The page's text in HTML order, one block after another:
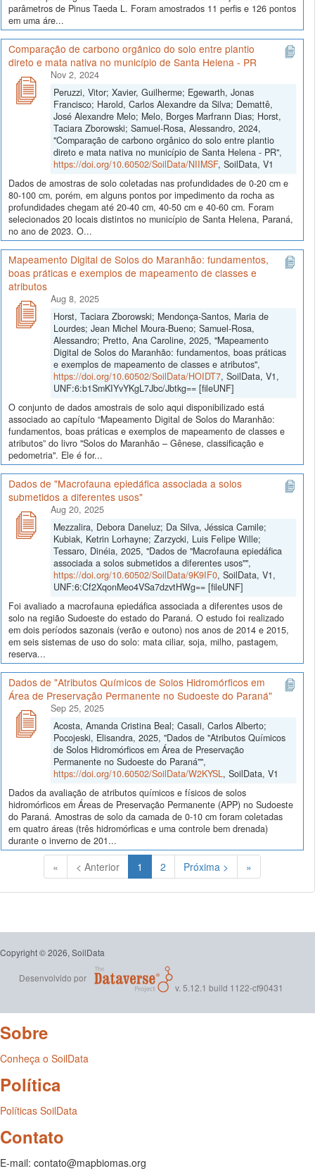
parâmetros de Pinus Taeda L. Foram amostrados 11 perfis e 126 pontos
em uma áre...
Comparação de carbono orgânico do solo entre plantio
direto e mata nativa no município de Santa Helena - PR
Nov 2, 2024
Peruzzi, Vitor; Xavier, Guilherme; Egewarth, Jonas
Francisco; Harold, Carlos Alexandre da Silva; Demattê,
José Alexandre Melo; Melo, Borges Marfrann Dias; Horst,
Taciara Zborowski; Samuel-Rosa, Alessandro, 2024,
"Comparação de carbono orgânico do solo entre plantio
direto e mata nativa no município de Santa Helena - PR",
https://doi.org/10.60502/SoilData/NIIMSF, SoilData, V1
Dados de amostras de solo coletadas nas profundidades de 0-20 cm e
80-100 cm, porém, em alguns pontos por impedimento da rocha as
profundidades chegam até 20-40 cm, 40-50 cm e 40-60 cm. Foram
selecionados 20 locais distintos no município de Santa Helena, Paraná,
no ano de 2023. O...
Mapeamento Digital de Solos do Maranhão: fundamentos,
boas práticas e exemplos de mapeamento de classes e
atributos
Aug 8, 2025
Horst, Taciara Zborowski; Mendonça-Santos, Maria de
Lourdes; Jean Michel Moura-Bueno; Samuel-Rosa,
Alessandro; Pretto, Ana Caroline, 2025, "Mapeamento
Digital de Solos do Maranhão: fundamentos, boas práticas
e exemplos de mapeamento de classes e atributos",
https://doi.org/10.60502/SoilData/HOIDT7, SoilData, V1,
UNF:6:b1SmKIYvYKgL7Jbc/Jbtkg== [fileUNF]
O conjunto de dados amostrais de solo aqui disponibilizado está
associado ao capítulo “Mapeamento Digital de Solos do Maranhão:
fundamentos, boas práticas e exemplos de mapeamento de classes e
atributos” do livro "Solos do Maranhão – Gênese, classificação e
pedometria". Ele é for...
Dados de "Macrofauna epiedáfica associada a solos
submetidos a diferentes usos"
Aug 20, 2025
Mezzalira, Debora Daneluz; Da Silva, Jéssica Camile;
Kubiak, Ketrin Lorhayne; Zarzycki, Luis Felipe Wille;
Tessaro, Dinéia, 2025, "Dados de "Macrofauna epiedáfica
associada a solos submetidos a diferentes usos"",
https://doi.org/10.60502/SoilData/9K9IF0, SoilData, V1,
UNF:6:Cf2XqonMeo4VSa7dzvtHWg== [fileUNF]
Foi avaliado a macrofauna epiedáfica associada a diferentes usos de
solo na região Sudoeste do estado do Paraná. O estudo foi realizado
em dois períodos sazonais (verão e outono) nos anos de 2014 e 2015,
em seis sistemas de uso do solo: mata ciliar, soja, milho, pastagem,
reserva...
Dados de "Atributos Químicos de Solos Hidromórficos em
Área de Preservação Permanente no Sudoeste do Paraná"
Sep 25, 2025
Acosta, Amanda Cristina Beal; Casali, Carlos Alberto;
Pocojeski, Elisandra, 2025, "Dados de "Atributos Químicos
de Solos Hidromórficos em Área de Preservação
Permanente no Sudoeste do Paraná"",
https://doi.org/10.60502/SoilData/W2KYSL, SoilData, V1
Dados da avaliação de atributos químicos e físicos de solos
hidromórficos em Áreas de Preservação Permanente (APP) no Sudoeste
do Paraná. Amostras de solo da camada de 0-10 cm foram coletadas
em quatro áreas (três hidromórficas e uma controle bem drenada)
durante o inverno de 201...
« < Anterior 1 (Atual)
2 Próxima > »
Copyright © 2026, SoilData
Desenvolvido por
v. 5.12.1 build 1122-cf90431
Sobre
Conheça o SoilData
Política
Políticas SoilData
Contato
E-mail: contato@mapbiomas.org